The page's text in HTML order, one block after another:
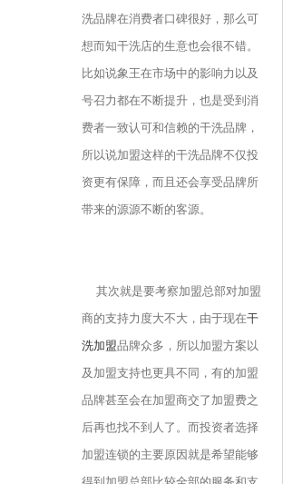
洗品牌在消费者口碑很好，那么可
想而知干洗店的生意也会很不错。
比如说象王在市场中的影响力以及
号召力都在不断提升，也是受到消
费者一致认可和信赖的干洗品牌，
所以说加盟这样的干洗品牌不仅投
资更有保障，而且还会享受品牌所
带来的源源不断的客源。
其次就是要考察加盟总部对加盟
商的支持力度大不大，由于现在干
洗加盟品牌众多，所以加盟方案以
及加盟支持也更具不同，有的加盟
品牌甚至会在加盟商交了加盟费之
后再也找不到人了。而投资者选择
加盟连锁的主要原因就是希望能够